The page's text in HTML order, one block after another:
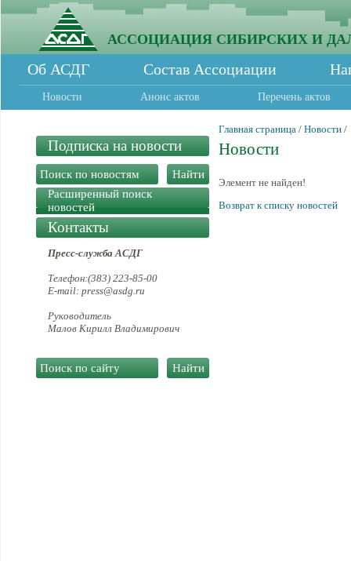
АССОЦИАЦИЯ СИБИРСКИХ И
Об АСДГ Состав Ассоциации
Новости Анонс актов Перечень актов
Подписка на новости
Расширенный поиск
новостей
Контакты
Пресс-служба АСДГ
Телефон:(383) 223-85-00
E-mail: press@asdg.ru
Руководитель
Малов Кирилл Владимирович
Главная страница / Новости /
Новости
Элемент не найден!
Возврат к списку новостей